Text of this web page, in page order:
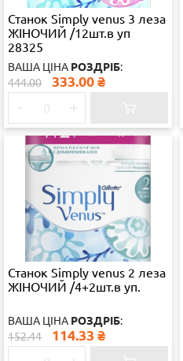
Станок Simply venus 3 леза
ЖІНОЧИЙ /12шт.в уп
28325
ВАША ЦІНА РОЗДРІБ:
444.00
333.00 ₴
Станок Simply venus 2 леза
ЖІНОЧИЙ /4+2шт.в уп.
ВАША ЦІНА РОЗДРІБ:
152.44
114.33 ₴